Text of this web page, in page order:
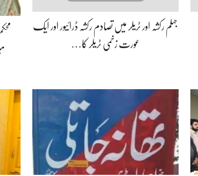
جہلم رکشہ اور ٹریلر میں تصادم رکشہ ڈرائیور اور ایک
عورت زخمی ٹریلر کا…